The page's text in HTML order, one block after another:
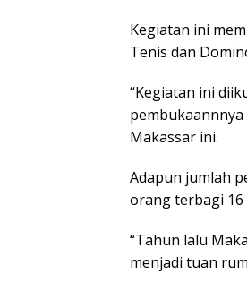
Kegiatan ini
Tenis dan
“Kegiatan ini
Makassar ini.
Adapun jumlah
orang terbagi 16
“Tahun lalu
menjadi tuan